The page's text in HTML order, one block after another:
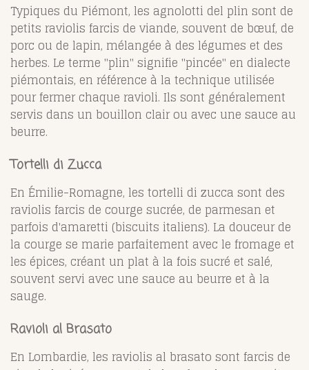
Typiques du Piémont, les agnolotti del plin sont de
petits raviolis farcis de viande, souvent de bœuf, de
porc ou de lapin, mélangée à des légumes et des
herbes. Le terme "plin" signifie "pincée" en dialecte
piémontais, en référence à la technique utilisée
pour fermer chaque ravioli. Ils sont généralement
servis dans un bouillon clair ou avec une sauce au
beurre.
Tortelli di Zucca
En Émilie-Romagne, les tortelli di zucca sont des
raviolis farcis de courge sucrée, de parmesan et
parfois d'amaretti (biscuits italiens). La douceur de
la courge se marie parfaitement avec le fromage et
les épices, créant un plat à la fois sucré et salé,
souvent servi avec une sauce au beurre et à la
sauge.
Ravioli al Brasato
En Lombardie, les raviolis al brasato sont farcis de